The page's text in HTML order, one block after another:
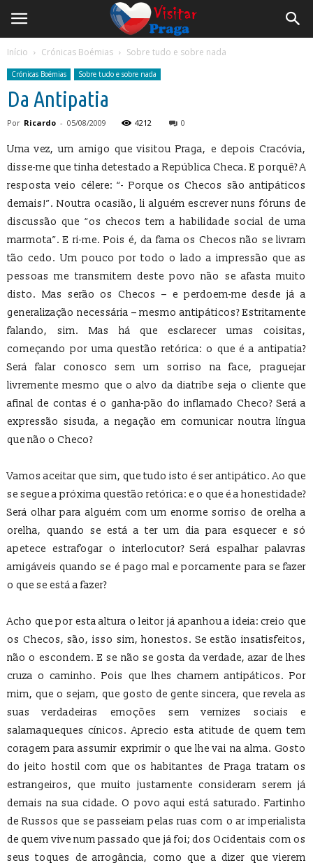
Início Crónicas Boémias Sobre tudo e sobre nada
Crónicas Boémias Sobre tudo e sobre nada
Da Antipatia
Por Ricardo - 05/08/2009 4212 0
Uma vez, um amigo que visitou Praga, e depois Cracóvia,
disse-me que tinha detestado a República Checa. E porquê? A
resposta veio célere: “- Porque os Checos são antipáticos
demais!”. Noutra ocasião, li alguém escrever nuns fóruns de
discussão que “os checos tem a habilidade social de uma
marmota”. E ri-me. Pois é, da fama os Checos não se livram
tão cedo. Um pouco por todo o lado a impressão que as
pessoas me transmitem deste povo não se afasta muito
disto. Mas serão os Checos – e perdoem-me desde já a
generalização necessária – mesmo antipáticos? Estritamente
falando, sim. Mas há que esclarecer umas coisitas,
começando por uma questão retórica: o que é a antipatia?
Será falar conosco sem um sorriso na face, praguejar
livremente mesmo que o alvo da diatribe seja o cliente que
afinal de contas é o ganha-pão do inflamado Checo? Será a
expressão sisuda, a negação em comunicar noutra língua
que não o Checo?
Vamos aceitar que sim, que tudo isto é ser antipático. Ao que
se segue a próxima questão retórica: e o que é a honestidade?
Será olhar para alguém com um enorme sorriso de orelha a
orelha, quando se está a ter um dia para esquecer e só
apetece estrafogar o interlocutor? Será espalhar palavras
amigáveis quando se é pago mal e porcamente para se fazer
o que se está a fazer?
Acho que por esta altura o leitor já apanhou a ideia: creio que
os Checos, são, isso sim, honestos. Se estão insatisfeitos,
não o escondem. E se não se gosta da verdade, azar de lhes
cruza o caminho. Pois que lhes chamem antipáticos. Por
mim, que o sejam, que gosto de gente sincera, que revela as
suas verdadeiras emoções sem vernizes sociais e
salamaqueques cínicos. Aprecio esta atitude de quem tem
coragem para assumir exprimir o que lhe vai na alma. Gosto
do jeito hostil com que os habitantes de Praga tratam os
estrangeiros, que muito justamente consideram serem já
demais na sua cidade. O povo aqui está saturado. Fartinho
de Russos que se passeiam pelas ruas com o ar imperialista
de quem vive num passado que já foi; dos Ocidentais com os
seus toques de arrogância, como que a dizer que vierem